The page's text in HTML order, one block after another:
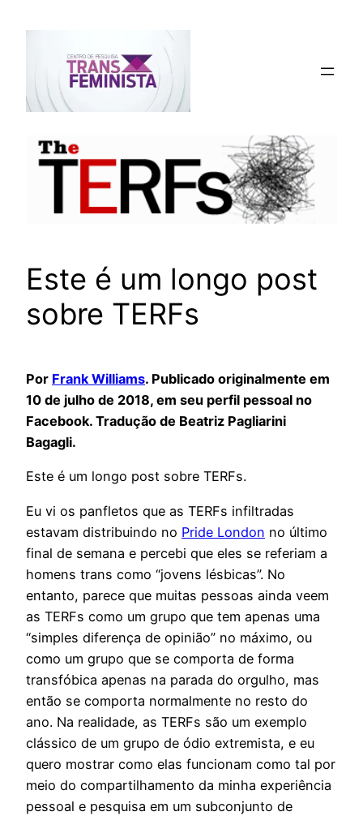
Este é um longo post
sobre TERFs
Por Frank Williams. Publicado originalmente em
10 de julho de 2018, em seu perfil pessoal no
Facebook. Tradução de Beatriz Pagliarini
Bagagli.
Este é um longo post sobre TERFs.
Eu vi os panfletos que as TERFs infiltradas
estavam distribuindo no Pride London no último
final de semana e percebi que eles se referiam a
homens trans como “jovens lésbicas”. No
entanto, parece que muitas pessoas ainda veem
as TERFs como um grupo que tem apenas uma
“simples diferença de opinião” no máximo, ou
como um grupo que se comporta de forma
transfóbica apenas na parada do orgulho, mas
então se comporta normalmente no resto do
ano. Na realidade, as TERFs são um exemplo
clássico de um grupo de ódio extremista, e eu
quero mostrar como elas funcionam como tal por
meio do compartilhamento da minha experiência
pessoal e pesquisa em um subconjunto de